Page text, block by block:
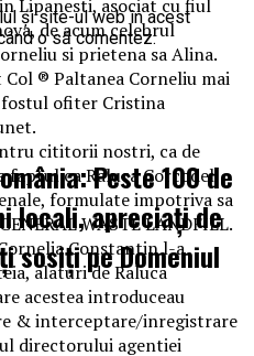
Lipanesti, asociat cu fiul
de acum celebrul
si prietena sa Alina.
® Paltanea Corneliu mai
ofiter Cristina
cititorii nostri, ca de
ca Raluca Corcodel
formulate impotriva sa
WASTE LANDFILL.
Constantin l-a
alaturi de Raluca
acestea introduceau
& interceptare/inregistrare
directorului agentiei
și site-ul web în acest
o să comentez.
Peste 100 de
locali, apreciați de
sosiți pe Domeniul